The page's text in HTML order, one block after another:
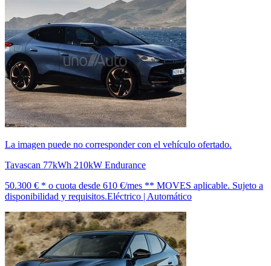
La imagen puede no corresponder con el vehículo ofertado.
Tavascan 77kWh 210kW Endurance
50.300 € * o cuota desde 610 €/mes ** MOVES aplicable. Sujeto a
disponibilidad y requisitos.Eléctrico | Automático